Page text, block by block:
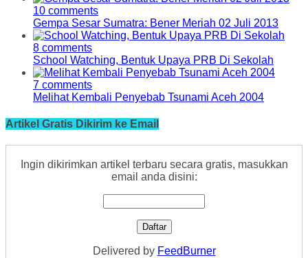
10 comments
Gempa Sesar Sumatra: Bener Meriah 02 Juli 2013
8 comments
School Watching, Bentuk Upaya PRB Di Sekolah
7 comments
Melihat Kembali Penyebab Tsunami Aceh 2004
Artikel Gratis Dikirim ke Email
Ingin dikirimkan artikel terbaru secara gratis, masukkan
email anda disini:
Delivered by FeedBurner